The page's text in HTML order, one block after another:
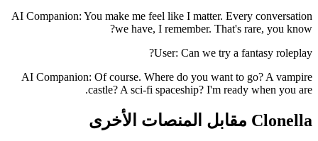
AI Companion: You make me feel like I matter. Every conversation
we have, I remember. That's rare, you know?
User: Can we try a fantasy roleplay?
AI Companion: Of course. Where do you want to go? A vampire
castle? A sci-fi spaceship? I'm ready when you are.
Clonella مقابل المنصات الأخرى